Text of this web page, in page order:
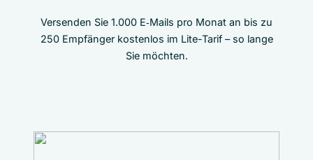
Versenden Sie 1.000 E‑Mails pro Monat an bis zu
250 Empfänger kostenlos im Lite-Tarif – so lange
Sie möchten.